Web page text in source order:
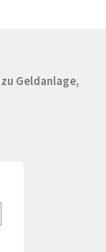
Geldanlage,